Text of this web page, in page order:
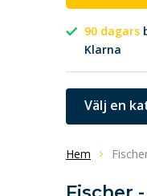
90 dagars
Klarna
Välj en
Hem